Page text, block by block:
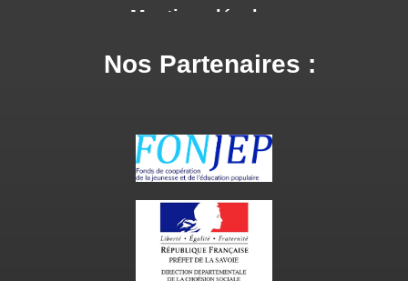
Mentions légales
Nos Partenaires :